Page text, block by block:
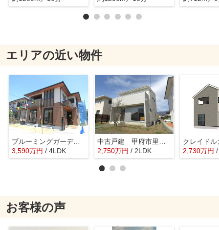
エリアの近い物件
ブルーミングガーデン甲府市宮原町 1号棟
3,590万円 / 4LDK
2,750万円 / 2LDK 2,730万円
お客様の声